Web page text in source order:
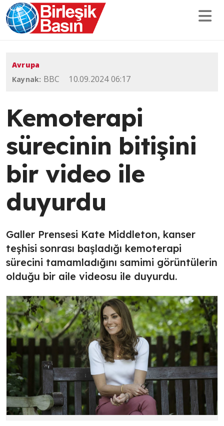
Avrupa
Kaynak: BBC 10.09.2024 06:17
Kemoterapi
sürecinin bitişini
bir video ile
duyurdu
Galler Prensesi Kate Middleton, kanser
teşhisi sonrası başladığı kemoterapi
sürecini tamamladığını samimi görüntülerin
olduğu bir aile videosu ile duyurdu.